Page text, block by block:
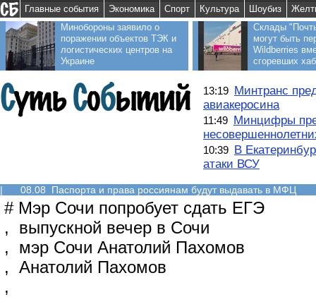
Главные события Экономика Спорт Культура Шоубиз
Минобороны заявило о
поражении объектов ТЭК и
логистических центров на
Украине
Склады
могут быть
Wildberries
сгоревших
13:19 Минтранс
авиакеросина
11:49 Минцифры
10:39 В
атаки ВСУ
| 08.08 Паспорта и права россиянам будут выдавать в МФЦ
# Мэр Сочи попробует сдать ЕГЭ
, выпускной вечер в Сочи
, мэр Сочи Анатолий Пахомов
, Анатолий Пахомов
,